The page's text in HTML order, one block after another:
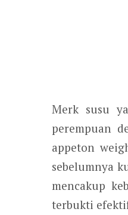
Merk susu
perempuan
appeton
sebelumnya
mencakup
terbukti